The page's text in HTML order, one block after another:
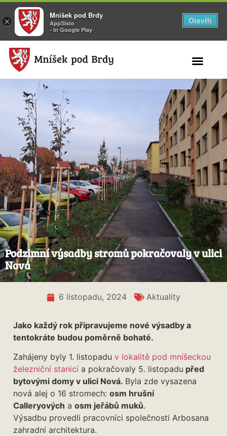
Podzimní výsadby stromů pokračovaly v ulici
Nová
6 listopadu, 2024 Aktuality
Jako každý rok připravujeme nové výsadby a
tentokráte budou poměrně bohaté.
Zahájeny byly 1. listopadu v lokalitě pod mníšeckou
železniční stanicí a pokračovaly 5. listopadu před
bytovými domy v ulici Nová. Byla zde vysazena
nová alej o 16 stromech: osm hrušní
Calleryových a osm jeřábů muků.
Výsadbu provedli pracovníci společnosti Arbosana
zahradní architektura.
×
Mníšek pod Brdy
AppSisto
- In Google Play
Otevřít